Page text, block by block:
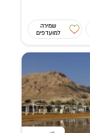
שמירה
למועדפים